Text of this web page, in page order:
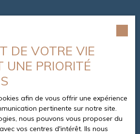
DE VOTRE VIE
UNE PRIORITÉ
afin de vous offrir une expérience
pertinente sur notre site.
nous pouvons vous proposer du
vos centres d'intérêt. Ils nous